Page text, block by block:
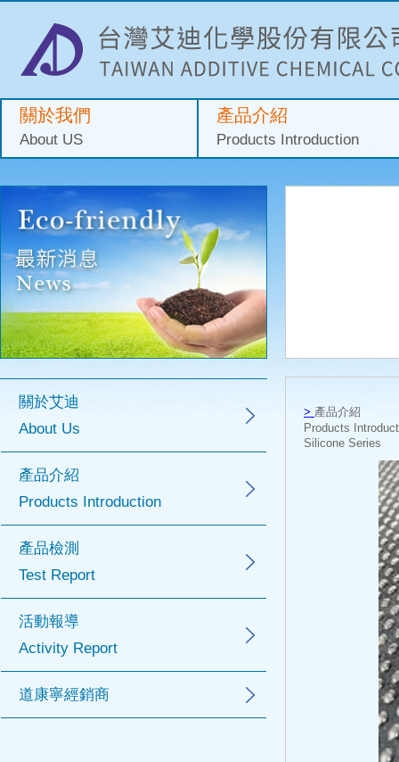
關於我們
About US
產品介紹
Products Introduction
關於艾迪
About Us
產品介紹
Products Introduction
產品檢測
Test Report
活動報導
Activity Report
道康寧經銷商
> 產品介紹
Products
Silicone Series